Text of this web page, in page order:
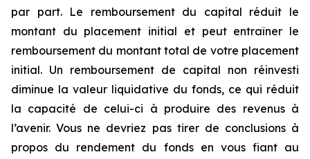
par part. Le remboursement du capital réduit le
montant du placement initial et peut entraîner le
remboursement du montant total de votre placement
initial. Un remboursement de capital non réinvesti
diminue la valeur liquidative du fonds, ce qui réduit
la capacité de celui-ci à produire des revenus à
l’avenir. Vous ne devriez pas tirer de conclusions à
propos du rendement du fonds en vous fiant au